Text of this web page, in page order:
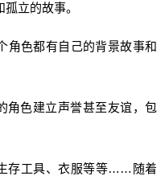
立的故事。
色都有自己的背景故事和
色建立声誉甚至友谊，包
存工具、衣服等等……随着